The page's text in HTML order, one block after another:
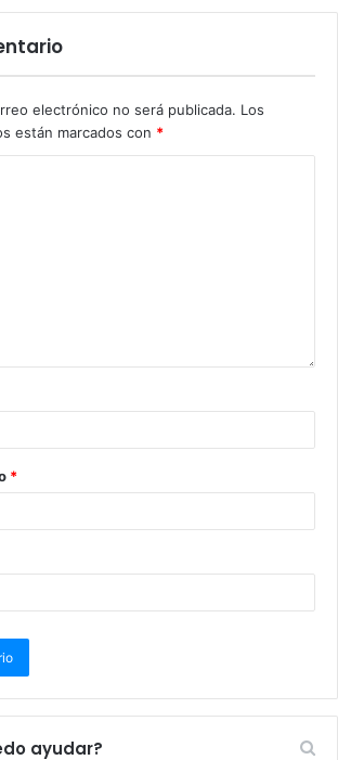
electrónico no será publicada. Los
están marcados con *
*
ayudar?